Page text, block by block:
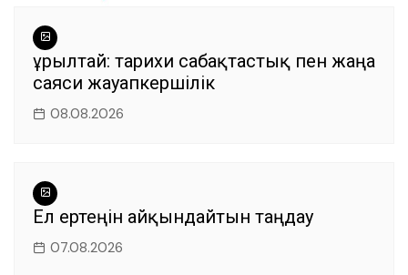
Құрылтай: тарихи сабақтастық пен жаңа
саяси жауапкершілік
08.08.2026
Ел ертеңін айқындайтын таңдау
07.08.2026